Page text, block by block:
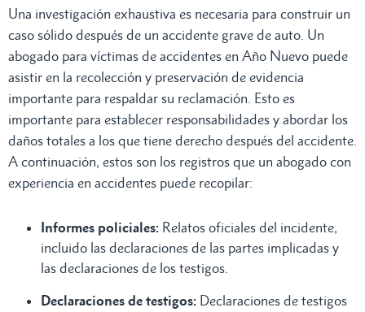
Una investigación exhaustiva es necesaria para construir un
caso sólido después de un accidente grave de auto. Un
abogado para víctimas de accidentes en Año Nuevo puede
asistir en la recolección y preservación de evidencia
importante para respaldar su reclamación. Esto es
importante para establecer responsabilidades y abordar los
daños totales a los que tiene derecho después del accidente.
A continuación, estos son los registros que un abogado con
experiencia en accidentes puede recopilar:
Informes policiales: Relatos oficiales del incidente,
incluido las declaraciones de las partes implicadas y
las declaraciones de los testigos.
Declaraciones de testigos: Declaraciones de testigos